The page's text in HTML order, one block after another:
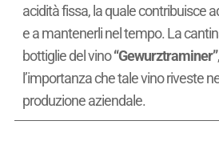
acidità fissa, la quale contribuisce
e a mantenerli nel tempo. La
bottiglie del vino“Gewurztraminer”
l’importanza che tale vino riveste
produzione aziendale.